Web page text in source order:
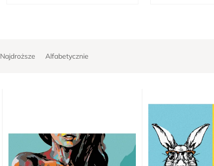
Najdroższe Alfabetycznie